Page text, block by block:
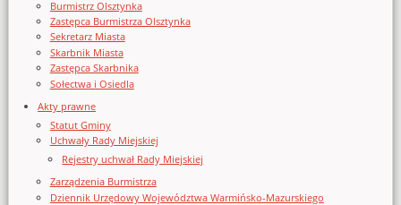
Burmistrz Olsztynka
Zastępca Burmistrza Olsztynka
Sekretarz Miasta
Skarbnik Miasta
Zastępca Skarbnika
Sołectwa i Osiedla
Akty prawne
Statut Gminy
Uchwały Rady Miejskiej
Rejestry uchwał Rady Miejskiej
Zarządzenia Burmistrza
Dziennik Urzędowy Województwa Warmińsko-Mazurskiego